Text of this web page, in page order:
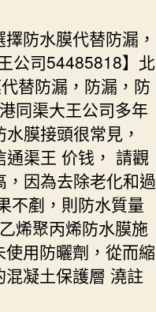
防水膜代替防漏，
公司54485818】北
替防漏，防漏，防
同渠大王公司多年
膜接頭很常見，
渠王 价钱， 請觀
因為去除老化和過
不剷，則防水質量
烯聚丙烯防水膜施
用防曬劑，從而縮
凝土保護層 澆註